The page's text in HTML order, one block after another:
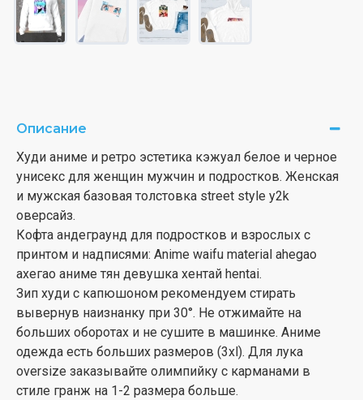
Описание
Худи аниме и ретро эстетика кэжуал белое и черное
унисекс для женщин мужчин и подростков. Женская
и мужская базовая толстовка street style y2k
оверсайз.
Кофта андеграунд для подростков и взрослых с
принтом и надписями: Anime waifu material ahegao
ахегао аниме тян девушка хентай hentai.
Зип худи с капюшоном рекомендуем стирать
вывернув наизнанку при 30°. Не отжимайте на
больших оборотах и не сушите в машинке. Аниме
одежда есть больших размеров (3xl). Для лука
oversize заказывайте олимпийку с карманами в
стиле гранж на 1-2 размера больше.